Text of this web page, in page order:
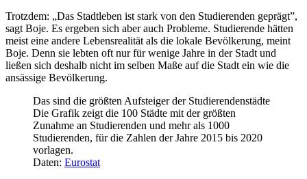
Trotzdem: „Das Stadtleben ist stark von den Studierenden geprägt”,
sagt Boje. Es ergeben sich aber auch Probleme. Studierende hätten
meist eine andere Lebensrealität als die lokale Bevölkerung, meint
Boje. Denn sie lebten oft nur für wenige Jahre in der Stadt und
ließen sich deshalb nicht im selben Maße auf die Stadt ein wie die
ansässige Bevölkerung.
Das sind die größten Aufsteiger der Studierendenstädte
Die Grafik zeigt die 100 Städte mit der größten
Zunahme an Studierenden und mehr als 1000
Studierenden, für die Zahlen der Jahre 2015 bis 2020
vorlagen.
Daten: Eurostat